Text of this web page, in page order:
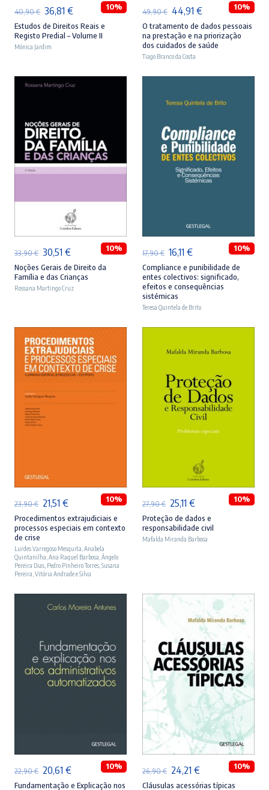
40,90€ O
preço
original
40,90 €.
36,81 €O
preço
atual
36,81 €.
10%
Estudos de Direitos Reais e
Registo Predial – Volume II
Mónica Jardim
49,90€ O
preço
original
era:
49,90 €.
44,91 €O
preço
atual
44,91 €.
10%
O tratamento de dados pessoais
na prestação e na priorização
dos cuidados de saúde
Tiago Branco da Costa
ADICIONAR
33,90€ O
preço
original
30,51 €O
preço
atual
10%
Noções Gerais de Direito da
Família e das Crianças
Rossana Martingo Cruz
17,90€ O
preço
original
era:
16,11 €O
preço
atual
10%
Compliance e punibilidade de
entes colectivos: significado,
efeitos e consequências
sistémicas
Teresa Quintela de Brito
23,90€ O
preço
original
era:
23,90 €.
21,51 €O
preço
atual
é:
21,51 €.
10%
Procedimentos extrajudiciais e
processos especiais em contexto
de crise
Lurdes Varregoso Mesquita Anabela
Quintanilha Ana Raquel Barbosa Ângelo
Pereira Dias Pedro Pinheiro Torres Susana
Pereira Vitória Andrade e Silva
ADICIONAR
27,90€ O
preço
original
25,11 €O
preço
atual
10%
Proteção de dados e
responsabilidade civil
Mafalda Miranda Barbosa
22,90€ O
preço
20,61 €O
preço
10%
Fundamentação e Explicação nos
ADICIONAR
26,90€ O
preço
24,21 €O
preço
10%
Cláusulas acessórias típicas